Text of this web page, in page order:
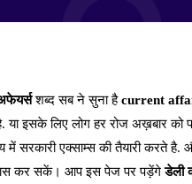
शब्द सब ने सुना हैcurrent
है. या इसके लिए लोग हर रोज
सरकारी एक्साम्स की तैयारी करते
पास कर सकें। आप इस पेज पर पड़ेंगेडेली